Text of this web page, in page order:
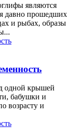
являются
давно прошедших
и рыбах, образы
одной крышей
бабушки и
возрасту и